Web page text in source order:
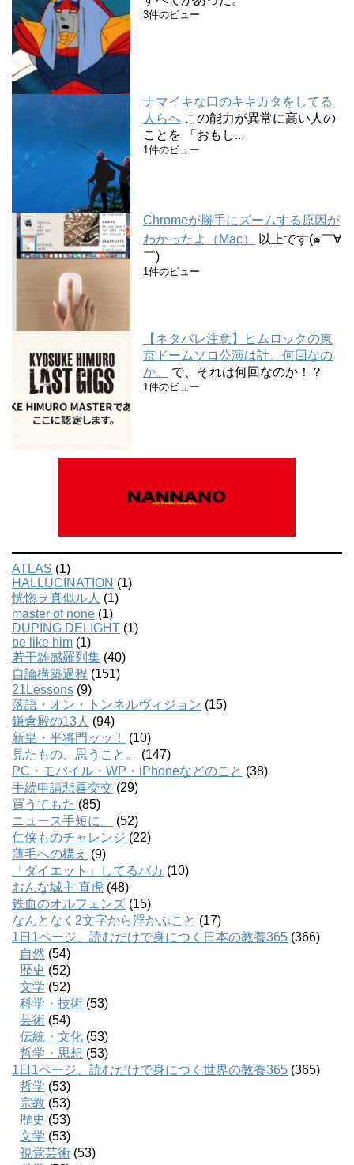
3件のビュー
ナマイキな口のキキカタをしてる
人らへ この能力が異常に高い人の
ことを 「おもし...
1件のビュー
Chromeが勝手にズームする原因が
わかったよ（Mac）
以上です(๑￣∀
￣)
1件のビュー
【ネタバレ注意】ヒムロックの東
京ドームソロ公演は計、何回なの
か。
で、それは何回なのか！？
1件のビュー
ATLAS (1)
HALLUCINATION (1)
恍惚ヲ真似ル人 (1)
master of none (1)
DUPING DELIGHT (1)
be like him (1)
若干雑感羅列集 (40)
自論構築過程 (151)
21Lessons (9)
落語・オン・トンネルヴィジョン (15)
鎌倉殿の13人 (94)
新皇・平将門ッッ！
(10)
見たもの、思うこと。
(147)
PC・モバイル・WP・iPhoneなどのこと (38)
手続申請悲喜交交 (29)
買うてもた (85)
ニュース手短に。
(52)
仁侠ものチャレンジ (22)
薄毛への構え (9)
「ダイエット」してるバカ (10)
おんな城主 直虎 (48)
鉄血のオルフェンズ (15)
なんとなく2文字から浮かぶこと (17)
1日1ページ、読むだけで身につく日本の教養365 (366)
自然 (54)
歴史 (52)
文学 (52)
科学・技術 (53)
芸術 (54)
伝統・文化 (53)
哲学・思想 (53)
1日1ページ、読むだけで身につく世界の教養365 (365)
哲学 (53)
宗教 (53)
歴史 (53)
文学 (53)
視覚芸術 (53)